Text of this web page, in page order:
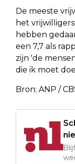
De meeste
het
hebben
een 7,7 als
zijn 'de
die ik moet
Bron: ANP /